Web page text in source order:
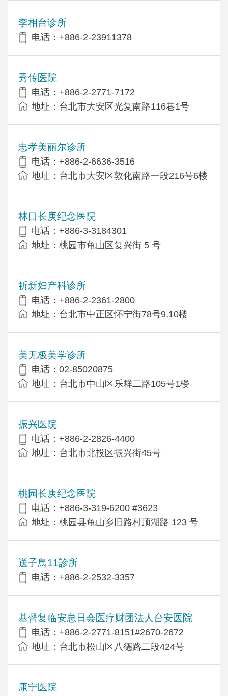
李相台诊所
电话：+886-2-23911378
秀传医院
电话：+886-2-2771-7172
地址：台北市大安区光复南路116巷1号
忠孝美丽尔诊所
电话：+886-2-6636-3516
地址：台北市大安区敦化南路一段216号6楼
林口长庚纪念医院
电话：+886-3-3184301
地址：桃园市龟山区复兴街 5 号
祈新妇产科诊所
电话：+886-2-2361-2800
地址：台北市中正区怀宁街78号9,10楼
美无极美学诊所
电话：02-85020875
地址：台北市中山区乐群二路105号1楼
振兴医院
电话：+886-2-2826-4400
地址：台北市北投区振兴街45号
桃园长庚纪念医院
电话：+886-3-319-6200 #3623
地址：桃园县龟山乡旧路村顶湖路 123 号
送子鳥11診所
电话：+886-2-2532-3357
基督复临安息日会医疗财团法人台安医院
电话：+886-2-2771-8151#2670-2672
地址：台北市松山区八德路二段424号
康宁医院